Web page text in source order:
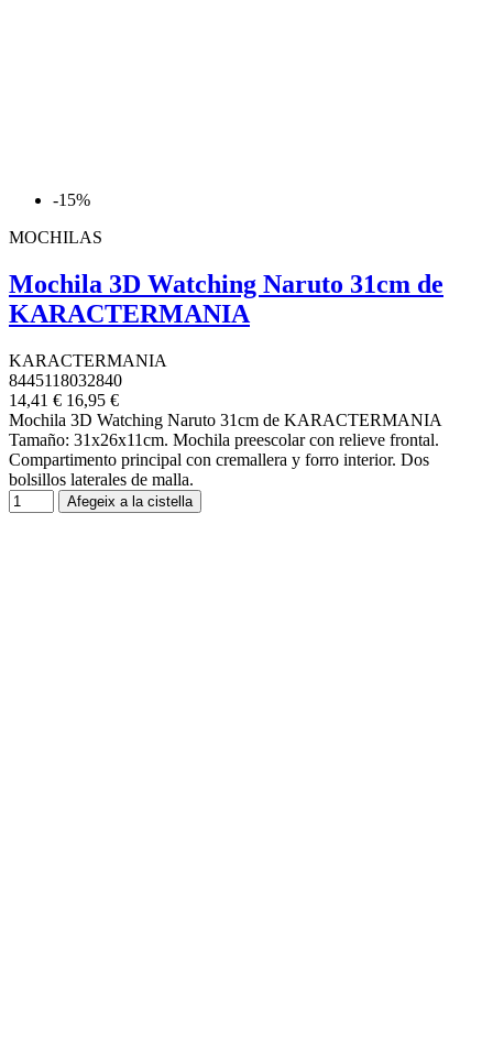
-15%
MOCHILAS
Mochila 3D Watching Naruto 31cm de
KARACTERMANIA
KARACTERMANIA
8445118032840
14,41 € 16,95 €
Mochila 3D Watching Naruto 31cm de KARACTERMANIA
Tamaño: 31x26x11cm. Mochila preescolar con relieve frontal.
Compartimento principal con cremallera y forro interior. Dos
bolsillos laterales de malla.
Afegeix a la cistella